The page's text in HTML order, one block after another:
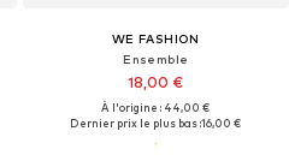
WE FASHION
Ensemble
18,00 €
À l'origine : 44,00 €
Dernier prix le plus bas :16,00 €